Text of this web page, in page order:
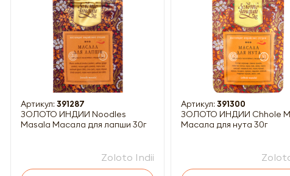
Артикул: 391287
ЗОЛОТО ИНДИИ Noodles
Masala Масала для лапши 30г
Zoloto Indii
Артикул: 391300
ЗОЛОТО ИНДИИ Chhole Masala
Масала для нута 30г